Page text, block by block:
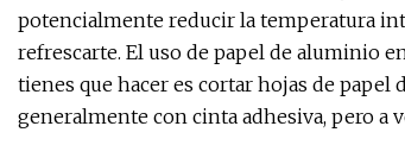
potencialmente reducir la temperatura
refrescarte. El uso de papel de aluminio
tienes que hacer es cortar hojas de
generalmente con cinta adhesiva, pero a